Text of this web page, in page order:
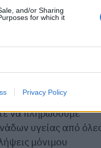
and/or Sharing
for which it
Privacy Policy
ότι, αν θέλουν
ΕΣΥ όλων
ΠΑΓΝΗ αποκαλύπτει
να πληρώσουμε
υγείας από
μόνιμου